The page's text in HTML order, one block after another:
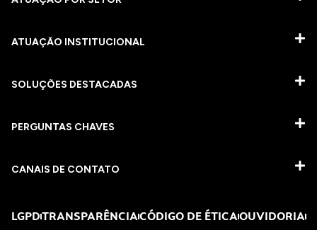
ATUAÇÃO INSTITUCIONAL
SOLUÇÕES DESTACADAS
PERGUNTAS CHAVES​
CANAIS DE CONTATO
LGPDTRANSPARÊNCIACÓDIGO DE ÉTICAOUVIDORIA